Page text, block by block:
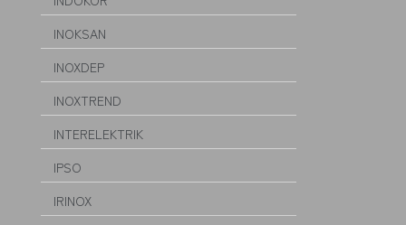
INOKSAN
INOXDEP
INOXTREND
INTERELEKTRIK
IPSO
IRINOX